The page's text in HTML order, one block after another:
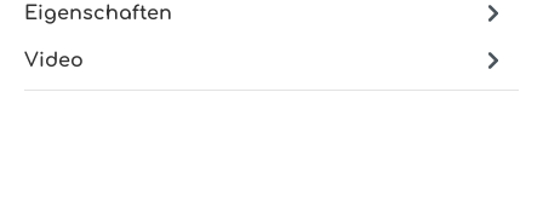
Eigenschaften
Video